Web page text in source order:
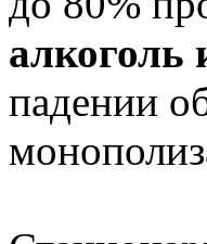
алкоголь
падении